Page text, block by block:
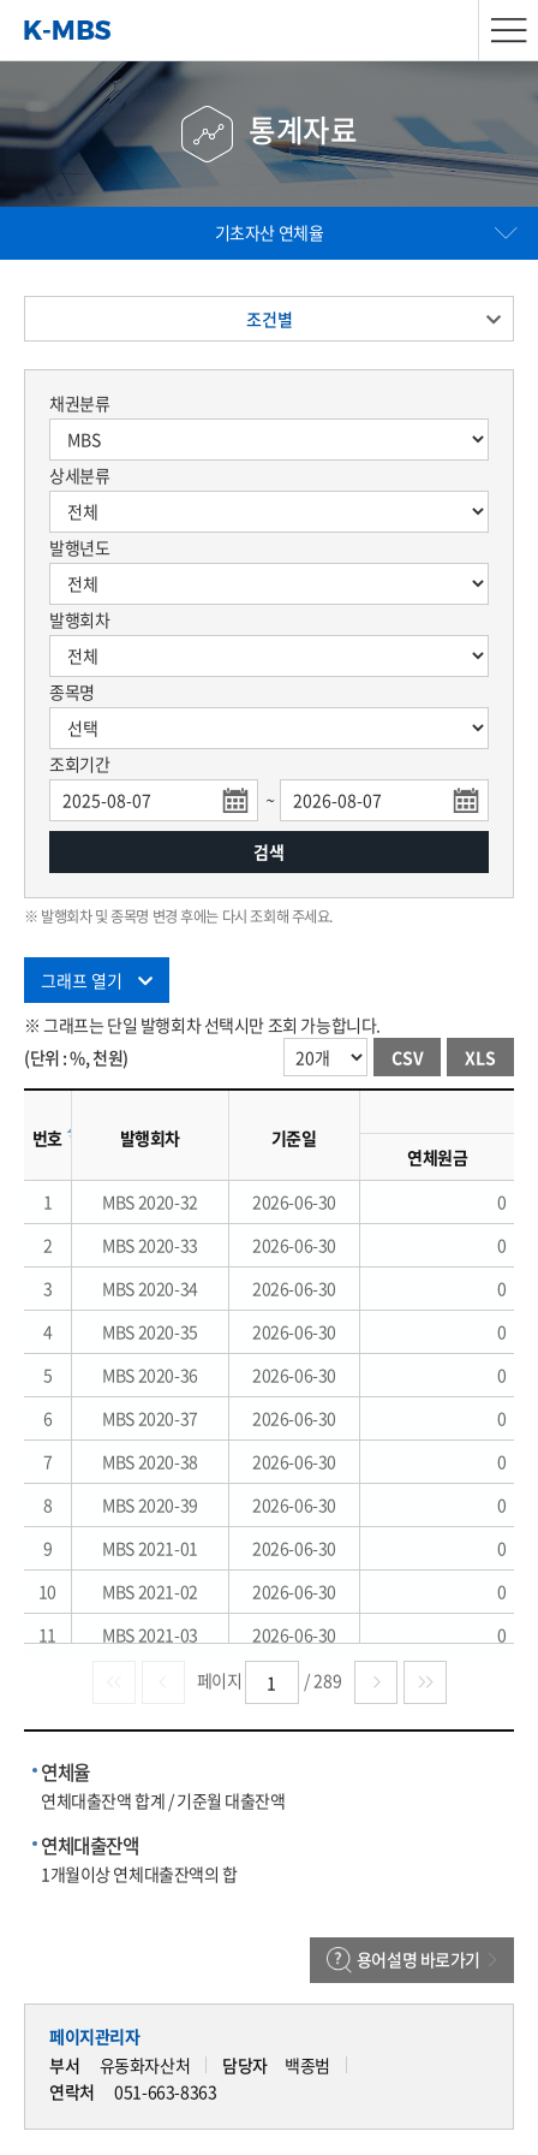
통계자료
기초자산 연체율
조건별
채권분류
상세분류
발행년도
발행회차
종목명
조회기간
~
검색
※ 발행회차 및 종목명 변경 후에는 다시 조회해 주세요.
그래프 열기
※ 그래프는 단일 발행회차 선택시만 조회 가능합니다.
(단위 : %, 천원)
CSV XLS
번호 발행회차
기준일
연체원금
1
MBS 2020-32 2026-06-30
0
2
MBS 2020-33 2026-06-30
0
3
MBS 2020-34 2026-06-30
0
4
MBS 2020-35 2026-06-30
0
5
MBS 2020-36 2026-06-30
0
6
MBS 2020-37 2026-06-30
0
7
MBS 2020-38 2026-06-30
0
8
MBS 2020-39 2026-06-30
0
9
MBS 2021-01 2026-06-30
0
10
MBS 2021-02 2026-06-30
0
11
MBS 2021-03 2026-06-30
0
MBS 2021-04 2026-06-30
14
15
MBS 2012-01 2026-06-30
16
MBS 2012-02
2026-06-30
0
2026-06-30
0
20
MBS 2012-06
페이지 / 289
연체율
연체대출잔액 합계 / 기준월 대출잔액
연체대출잔액
1개월이상 연체대출잔액의 합
용어설명 바로가기
페이지관리자
부서
유동화자산처 담당자
백종범
연락처
051-663-8363